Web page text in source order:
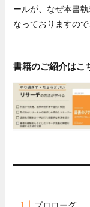
ールが、なぜ本書
なっておりますの
書籍のご紹介はこ
プロローグ